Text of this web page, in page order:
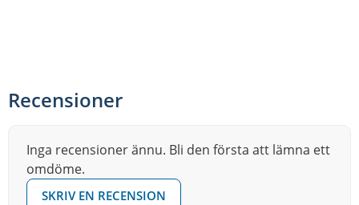
Recensioner
Inga recensioner ännu. Bli den första att lämna ett
omdöme.
SKRIV EN RECENSION